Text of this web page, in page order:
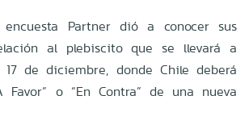
Partner dió a conocer sus
al plebiscito que se llevará a
de diciembre, donde Chile deberá
o “En Contra” de una nueva